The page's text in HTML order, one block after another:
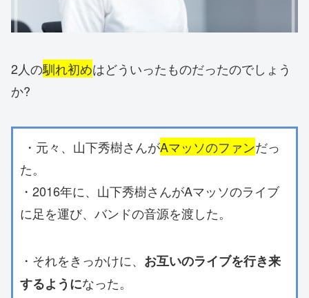
2人の馴れ初めはどういったものだったのでしょう
か?
・元々、山下秀樹さんがAマッソのファンだっ
た。
・2016年に、山下秀樹さんがAマッソのライブ
に足を運び、バンドの音源を渡した。
・それをきっかけに、 お互いのライブを行き来
するようになった。